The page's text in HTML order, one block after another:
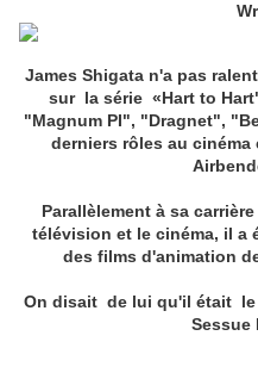
James Shigata n'a pas
sur la série «Hart to
"Magnum PI", "Dragnet",
derniers rôles au
Parallèlement à sa
télévision et le cinéma, il
des films d'animation
On disait de lui qu'il était le
Sessue